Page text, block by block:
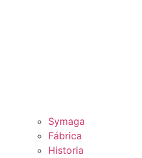
Symaga
Fábrica
Historia